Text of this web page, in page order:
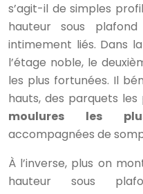
s’agit-il de simples
hauteur sous
intimement liés. Dans
l’étage noble, le
les plus fortunées. Il
hauts, des parquets
moulures les
accompagnées de
À l’inverse, plus on
hauteur sous